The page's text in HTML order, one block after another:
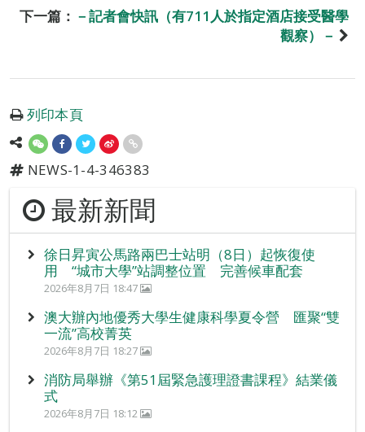
下一篇： －記者會快訊（有711人於指定酒店接受醫學
觀察）－
列印本頁
NEWS-1-4-346383
最新新聞
徐日昇寅公馬路兩巴士站明（8日）起恢復使
用 “城市大學”站調整位置 完善候車配套
2026年8月7日 18:47
澳大辦內地優秀大學生健康科學夏令營 匯聚“雙
一流”高校菁英
2026年8月7日 18:27
消防局舉辦《第51屆緊急護理證書課程》結業儀
式
2026年8月7日 18:12